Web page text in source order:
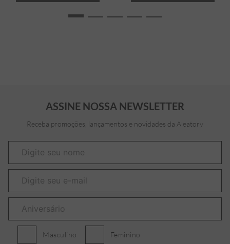
ASSINE NOSSA NEWSLETTER
Receba promoções, lançamentos e novidades da Aleatory
Masculino Feminino